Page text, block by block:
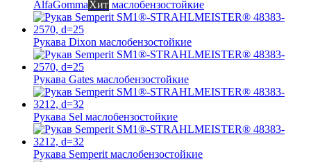
AlfaGommaХит маслобензостойкие
Рукава Dixon маслобензостойкие
Рукава Gates маслобензостойкие
Рукава Sel маслобензостойкие
Рукава Semperit маслобензостойкие